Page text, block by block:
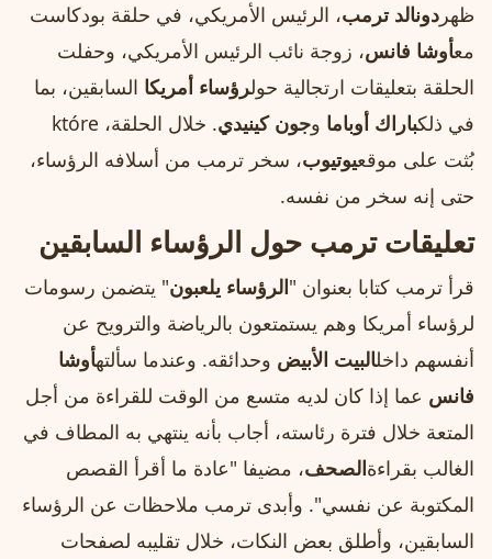
ظهر دونالد ترمب، الرئيس الأمريكي، في حلقة بودكاست
معأوشا فانس، زوجة نائب الرئيس الأمريكي، وحفلت
الحلقة بتعليقات ارتجالية حولرؤساء أمريكا السابقين، بما
في ذلكباراك أوباما وجون كينيدي
. خلال الحلقة، które
بُثت على موقعيوتيوب، سخر ترمب من أسلافه الرؤساء،
حتى إنه سخر من نفسه.
تعليقات ترمب حول الرؤساء السابقين
قرأ ترمب كتابا بعنوان "الرؤساء يلعبون" يتضمن رسومات
لرؤساء أمريكا وهم يستمتعون بالرياضة والترويح عن
أنفسهم داخلالبيت الأبيض وحدائقه. وعندما سألتهأوشا
فانس عما إذا كان لديه متسع من الوقت للقراءة من أجل
المتعة خلال فترة رئاسته، أجاب بأنه ينتهي به المطاف في
الغالب بقراءةالصحف، مضيفا "عادة ما أقرأ القصص
المكتوبة عن نفسي". وأبدى ترمب ملاحظات عن الرؤساء
السابقين، وأطلق بعض النكات، خلال تقليبه لصفحات